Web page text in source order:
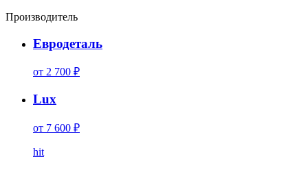
Производитель
Евродеталь
от 2 700 ₽
Lux
от 7 600 ₽
hit